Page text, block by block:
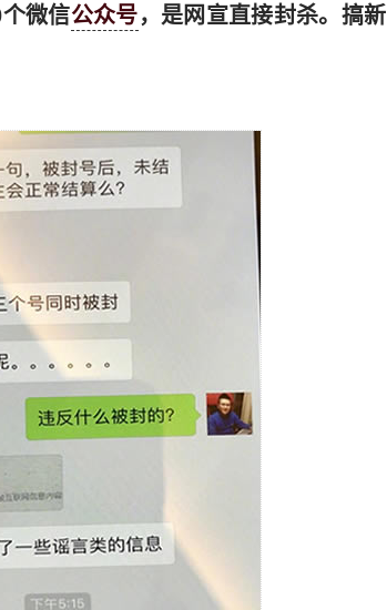
微信公众号，是网宣直接封杀。搞新